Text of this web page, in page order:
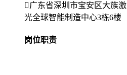
广东省深圳市宝安区大族激
光全球智能制造中心3栋6楼
岗位职责